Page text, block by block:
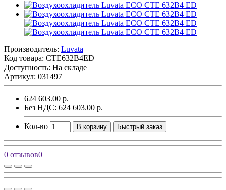
Производитель: Luvata
Код товара: CTE632B4ED
Доступность: На складе
Артикул: 031497
624 603.00 р.
Без НДС: 624 603.00 р.
Кол-во В корзину Быстрый заказ
0 отзывов0